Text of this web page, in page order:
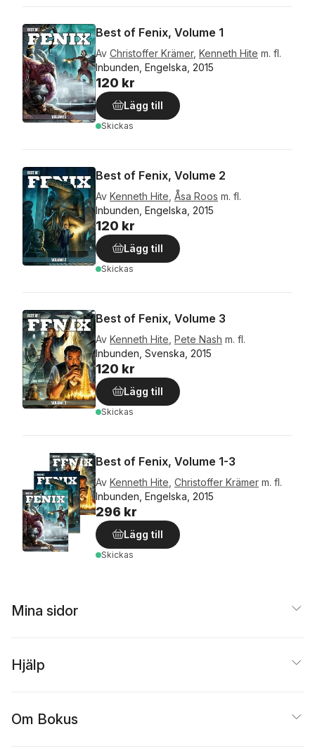
Best of Fenix, Volume 1
Av Christoffer Krämer, Kenneth Hite m. fl.
Inbunden, Engelska, 2015
120 kr
Lägg till
Skickas
Best of Fenix, Volume 2
Av Kenneth Hite Åsa Roos m. fl.
Inbunden, Engelska, 2015
120 kr
Lägg till
Skickas
Best of Fenix, Volume 3
Av Kenneth Hite Pete Nash m. fl.
Inbunden, Svenska, 2015
120 kr
Lägg till
Skickas
Best of Fenix, Volume 1-3
Av Kenneth Hite Christoffer Krämer m. fl.
Inbunden, Engelska, 2015
296 kr
Lägg till
Skickas
Mina sidor
Hjälp
Om Bokus